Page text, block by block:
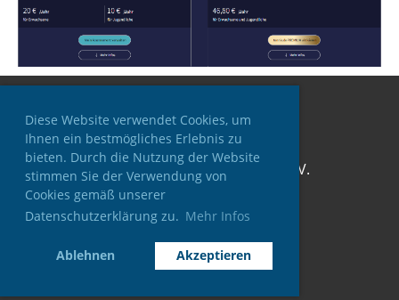
Diese Website verwendet Cookies, um
Ihnen ein bestmögliches Erlebnis zu
bieten. Durch die Nutzung der Website
stimmen Sie der Verwendung von
Cookies gemäß unserer
Datenschutzerklärung zu. Mehr Infos
Ablehnen Akzeptieren
© TC Blau-Weiß Reichenbach e.V.
Erstellt mit ClubDesk Vereinssoftware
Impressum
Datenschutz